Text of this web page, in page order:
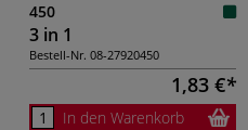
450
3 in 1
Bestell-Nr. 08-27920450
1,83 €
In den Warenkorb